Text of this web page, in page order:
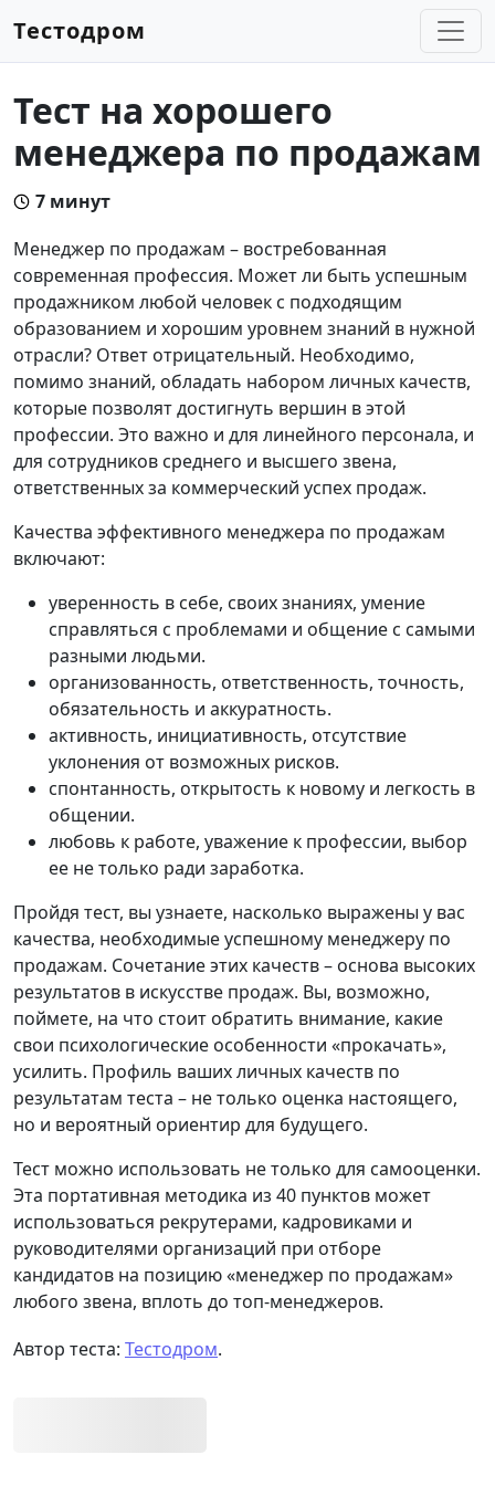
Тестодром
Тест на хорошего
менеджера по продажам
7 минут
Менеджер по продажам – востребованная
современная профессия. Может ли быть успешным
продажником любой человек с подходящим
образованием и хорошим уровнем знаний в нужной
отрасли? Ответ отрицательный. Необходимо,
помимо знаний, обладать набором личных качеств,
которые позволят достигнуть вершин в этой
профессии. Это важно и для линейного персонала, и
для сотрудников среднего и высшего звена,
ответственных за коммерческий успех продаж.
Качества эффективного менеджера по продажам
включают:
уверенность в себе, своих знаниях, умение
справляться с проблемами и общение с самыми
разными людьми.
организованность, ответственность, точность,
обязательность и аккуратность.
активность, инициативность, отсутствие
уклонения от возможных рисков.
спонтанность, открытость к новому и легкость в
общении.
любовь к работе, уважение к профессии, выбор
ее не только ради заработка.
Пройдя тест, вы узнаете, насколько выражены у вас
качества, необходимые успешному менеджеру по
продажам. Сочетание этих качеств – основа высоких
результатов в искусстве продаж. Вы, возможно,
поймете, на что стоит обратить внимание, какие
свои психологические особенности «прокачать»,
усилить. Профиль ваших личных качеств по
результатам теста – не только оценка настоящего,
но и вероятный ориентир для будущего.
Тест можно использовать не только для самооценки.
Эта портативная методика из 40 пунктов может
использоваться рекрутерами, кадровиками и
руководителями организаций при отборе
кандидатов на позицию «менеджер по продажам»
любого звена, вплоть до топ-менеджеров.
Автор теста: Тестодром.